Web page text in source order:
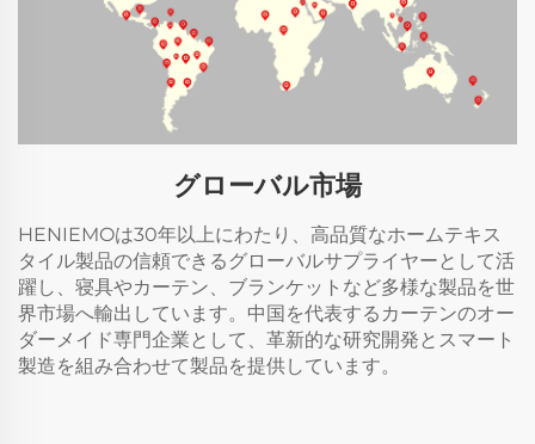
グローバル市場
HENIEMOは30年以上にわたり、高品質なホームテキス
タイル製品の信頼できるグローバルサプライヤーとして活
躍し、寝具やカーテン、ブランケットなど多様な製品を世
界市場へ輸出しています。中国を代表するカーテンのオー
ダーメイド専門企業として、革新的な研究開発とスマート
製造を組み合わせて製品を提供しています。